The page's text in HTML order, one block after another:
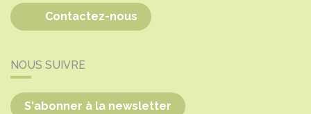
Contactez-nous
NOUS SUIVRE
S'abonner à la newsletter